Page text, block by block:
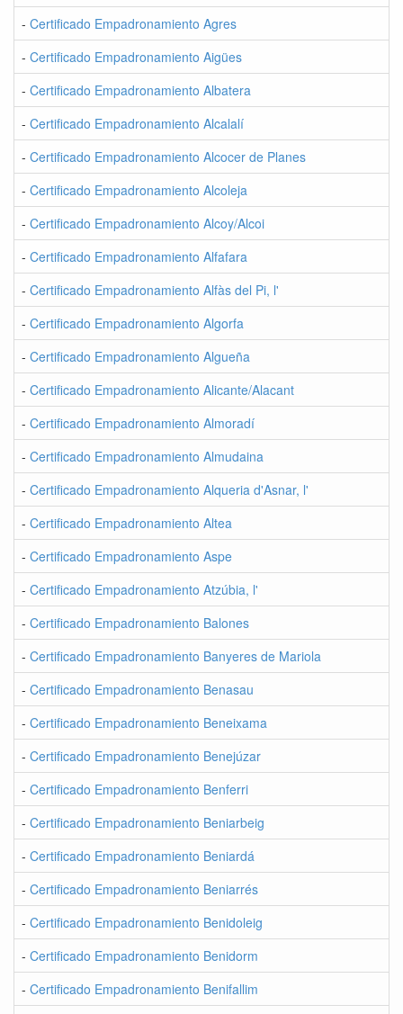
- Certificado Empadronamiento Agres
- Certificado Empadronamiento Aigües
- Certificado Empadronamiento Albatera
- Certificado Empadronamiento Alcalalí
- Certificado Empadronamiento Alcocer de Planes
- Certificado Empadronamiento Alcoleja
- Certificado Empadronamiento Alcoy/Alcoi
- Certificado Empadronamiento Alfafara
- Certificado Empadronamiento Alfàs del Pi, l'
- Certificado Empadronamiento Algorfa
- Certificado Empadronamiento Algueña
- Certificado Empadronamiento Alicante/Alacant
- Certificado Empadronamiento Almoradí
- Certificado Empadronamiento Almudaina
- Certificado Empadronamiento Alqueria d'Asnar, l'
- Certificado Empadronamiento Altea
- Certificado Empadronamiento Aspe
- Certificado Empadronamiento Atzúbia, l'
- Certificado Empadronamiento Balones
- Certificado Empadronamiento Banyeres de Mariola
- Certificado Empadronamiento Benasau
- Certificado Empadronamiento Beneixama
- Certificado Empadronamiento Benejúzar
- Certificado Empadronamiento Benferri
- Certificado Empadronamiento Beniarbeig
- Certificado Empadronamiento Beniardá
- Certificado Empadronamiento Beniarrés
- Certificado Empadronamiento Benidoleig
- Certificado Empadronamiento Benidorm
- Certificado Empadronamiento Benifallim